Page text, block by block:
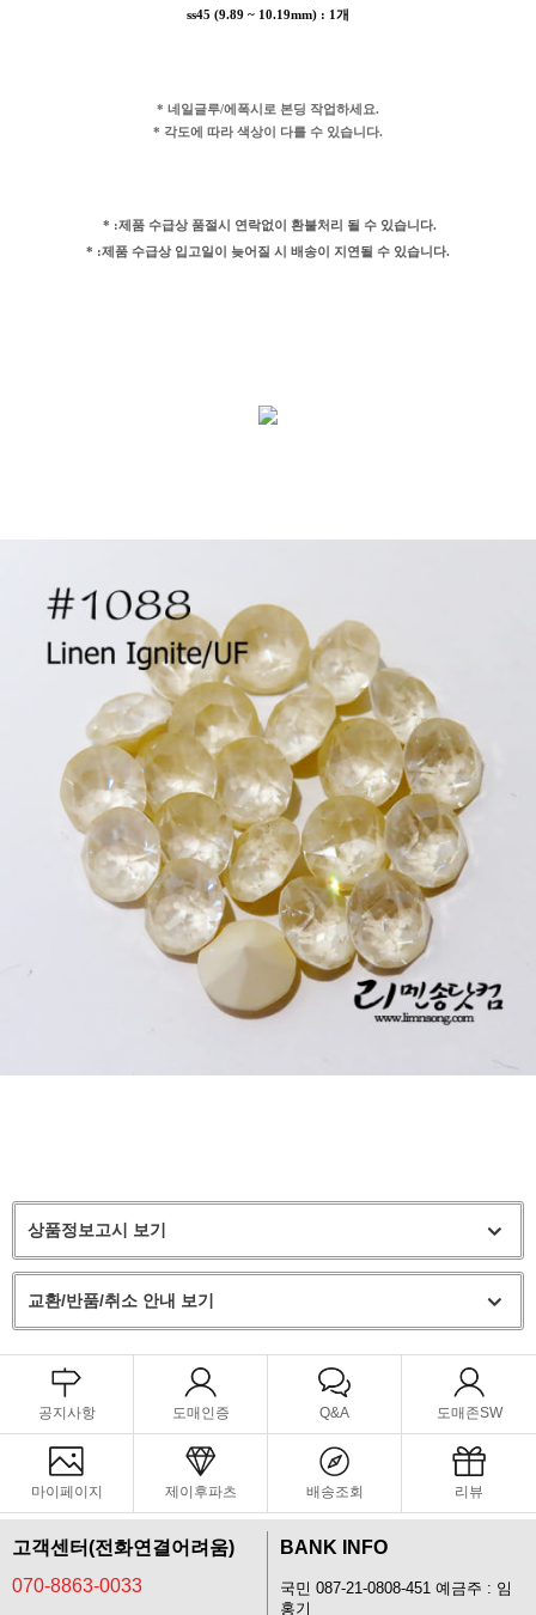
ss45 (9.89 ~ 10.19mm) : 1개
* 네일글루/에폭시로 본딩 작업하세요.
* 각도에 따라 색상이 다를 수 있습니다.
* :제품 수급상 품절시 연락없이 환불처리 될 수 있습니다.
* :제품 수급상 입고일이 늦어질 시 배송이 지연될 수 있습니다.
상품정보고시 보기
교환/반품/취소 안내 보기
공지사항 도매인증 Q&A 도매존SW
마이페이지 제이후파츠 배송조회 리뷰
고객센터(전화연결어려움)
070-8863-0033
BANK INFO
국민 087-21-0808-451 예금주 : 임
홍기